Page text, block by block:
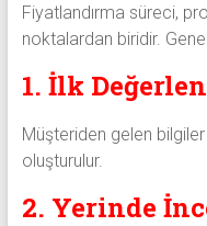
Fiyatlandırma süreci,
noktalardan biridir.
1. İlk
Müşteriden gelen
oluşturulur.
2. Yerinde